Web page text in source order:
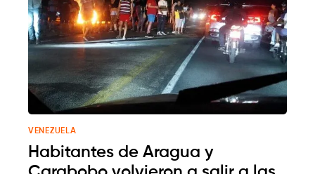
VENEZUELA
Habitantes de Aragua y